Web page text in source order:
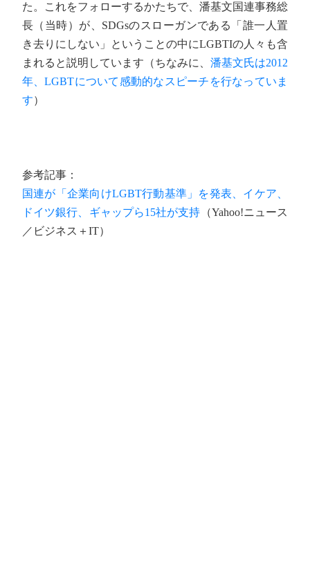
た。これをフォローするかたちで、潘基文国連事務総
長（当時）が、SDGsのスローガンである「誰一人置
き去りにしない」ということの中にLGBTIの人々も含
まれると説明しています（ちなみに、 潘基文氏は2012
年、LGBTについて感動的なスピーチを行なっていま
す）
参考記事：
国連が「企業向けLGBT行動基準」を発表、イケア、
ドイツ銀行、ギャップら15社が支持 （Yahoo!ニュース
／ビジネス＋IT）